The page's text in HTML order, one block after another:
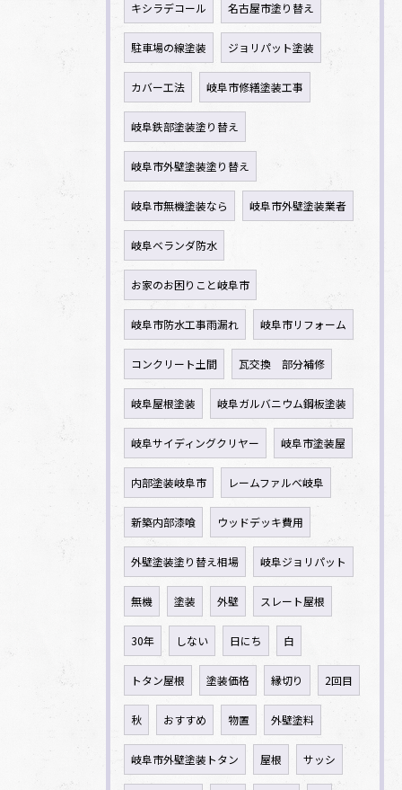
キシラデコール 名古屋市塗り替え
駐車場の線塗装 ジョリパット塗装
カバー工法 岐阜市修繕塗装工事
岐阜鉄部塗装塗り替え
岐阜市外壁塗装塗り替え
岐阜市無機塗装なら 岐阜市外壁塗装業者
岐阜ベランダ防水
お家のお困りこと岐阜市
岐阜市防水工事雨漏れ 岐阜市リフォーム
コンクリート土間 瓦交換 部分補修
岐阜屋根塗装 岐阜ガルバニウム鋼板塗装
岐阜サイディングクリヤー 岐阜市塗装屋
内部塗装岐阜市 レームファルべ岐阜
新築内部漆喰 ウッドデッキ費用
外壁塗装塗り替え相場 岐阜ジョリパット
無機 塗装 外壁 スレート屋根
30年 しない 日にち 白
トタン屋根 塗装価格 縁切り 2回目
秋 おすすめ 物置 外壁塗料
岐阜市外壁塗装トタン 屋根 サッシ